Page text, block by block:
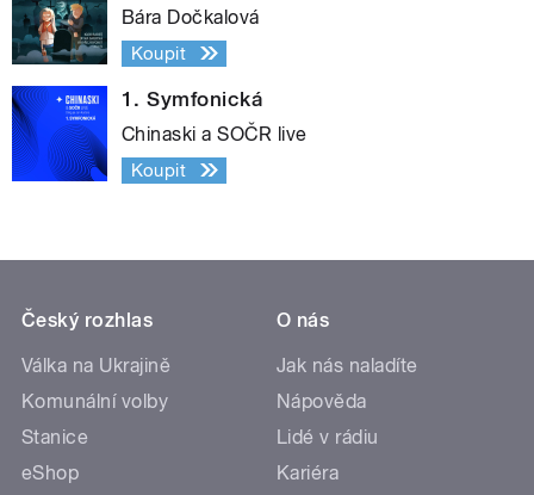
Bára Dočkalová
Koupit
1. Symfonická
Chinaski a SOČR live
Koupit
Český rozhlas
Válka na Ukrajině
Komunální volby
Stanice
eShop
O nás
Jak nás naladíte
Nápověda
Lidé v rádiu
Kariéra